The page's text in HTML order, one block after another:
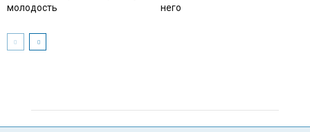
молодость
него